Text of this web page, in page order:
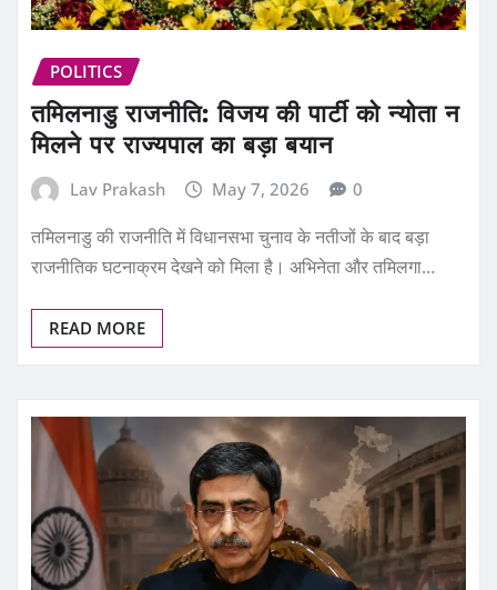
POLITICS
तमिलनाडु राजनीति: विजय की पार्टी को न्योता न
मिलने पर राज्यपाल का बड़ा बयान
Lav Prakash May 7, 2026 0
तमिलनाडु की राजनीति में विधानसभा चुनाव के नतीजों के बाद बड़ा
राजनीतिक घटनाक्रम देखने को मिला है। अभिनेता और तमिलगा…
READ MORE